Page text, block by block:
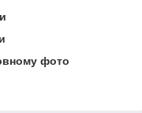
фото